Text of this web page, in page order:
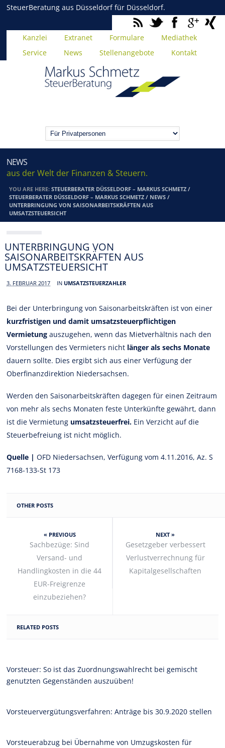
SteuerBeratung aus Düsseldorf für Düsseldorf.
Kanzlei Extranet Formulare
Mediathek
Service
News Stellenangebote Kontakt
NEWS
aus der Welt der Finanzen & Steuern.
YOU ARE HERE:STEUERBERATER DÜSSELDORF – MARKUS SCHMETZ /
STEUERBERATER DÜSSELDORF – MARKUS SCHMETZ / NEWS /
UNTERBRINGUNG VON SAISONARBEITSKRÄFTEN AUS
UMSATZSTEUERSICHT
UNTERBRINGUNG VON
SAISONARBEITSKRÄFTEN AUS
UMSATZSTEUERSICHT
3. FEBRUAR 2017 IN UMSATZSTEUERZAHLER
Bei der Unterbringung von Saisonarbeitskräften ist von einer
kurzfristigen und damit umsatzsteuerpflichtigen
Vermietung auszugehen, wenn das Mietverhältnis nach den
Vorstellungen des Vermieters nicht länger als sechs Monate
dauern sollte. Dies ergibt sich aus einer Verfügung der
Oberfinanzdirektion Niedersachsen.
Werden den Saisonarbeitskräften dagegen für einen Zeitraum
von mehr als sechs Monaten feste Unterkünfte gewährt, dann
ist die Vermietung umsatzsteuerfrei. Ein Verzicht auf die
Steuerbefreiung ist nicht möglich.
Quelle |OFD Niedersachsen, Verfügung vom 4.11.2016, Az. S
7168-133-St 173
OTHER POSTS
« PREVIOUS
Sachbezüge: Sind
Versand- und
Handlingkosten in die 44
EUR-Freigrenze
einzubeziehen?
NEXT »
Gesetzgeber verbessert
Verlustverrechnung für
Kapitalgesellschaften
RELATED POSTS
Vorsteuer: So ist das Zuordnungswahlrecht bei gemischt
genutzten Gegenständen auszuüben!
Vorsteuervergütungsverfahren: Anträge bis 30.9.2020 stellen
Vorsteuerabzug bei Übernahme von Umzugskosten für